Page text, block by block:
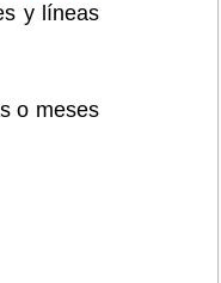
y líneas
o meses